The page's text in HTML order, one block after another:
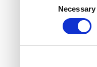
Necessary